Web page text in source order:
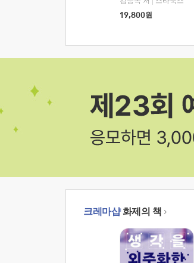
19,800원
크레마샵화제의 책